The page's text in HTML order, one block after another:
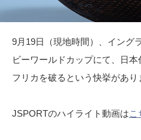
9月19日（現地時間）、イング
ビーワールドカップにて、日
フリカを破るという快挙があり
JSPORTのハイライト動画はこ